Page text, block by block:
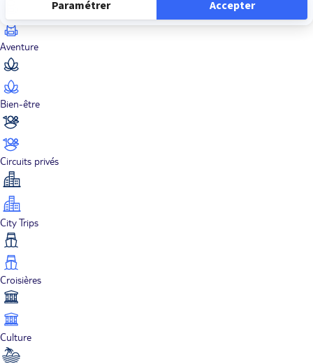
Aventure
Bien-être
Circuits privés
City Trips
Croisières
Culture